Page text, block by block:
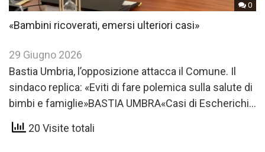
0
«Bambini ricoverati, emersi ulteriori casi»
29 Giugno 2026
Bastia Umbria, l’opposizione attacca il Comune. Il
sindaco replica: «Eviti di fare polemica sulla salute di
bimbi e famiglie»BASTIA UMBRA«Casi di Escherichia
coli: serve un’informazione…
20 Visite totali